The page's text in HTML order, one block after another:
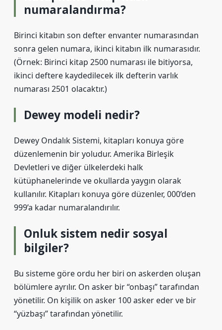
numaralandırma?
Birinci kitabın son defter envanter numarasından
sonra gelen numara, ikinci kitabın ilk numarasıdır.
(Örnek: Birinci kitap 2500 numarası ile bitiyorsa,
ikinci deftere kaydedilecek ilk defterin varlık
numarası 2501 olacaktır.)
Dewey modeli nedir?
Dewey Ondalık Sistemi, kitapları konuya göre
düzenlemenin bir yoludur. Amerika Birleşik
Devletleri ve diğer ülkelerdeki halk
kütüphanelerinde ve okullarda yaygın olarak
kullanılır. Kitapları konuya göre düzenler, 000’den
999’a kadar numaralandırılır.
Onluk sistem nedir sosyal
bilgiler?
Bu sisteme göre ordu her biri on askerden oluşan
bölümlere ayrılır. On asker bir “onbaşı” tarafından
yönetilir. On kişilik on asker 100 asker eder ve bir
“yüzbaşı” tarafından yönetilir.